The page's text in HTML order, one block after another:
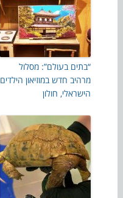
“בתים בעולם”: מסלול
מרהיב חדש במוזיאון הילדים
הישראלי, חולון